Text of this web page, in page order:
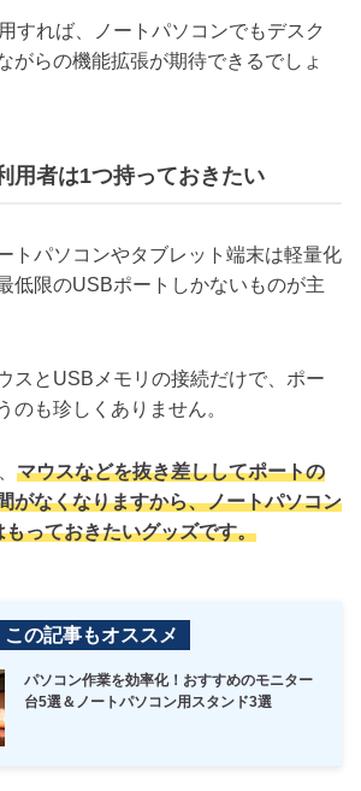
すれば、ノートパソコンでもデスク
がらの機能拡張が期待できるでしょ
用者は1つ持っておきたい
トパソコンやタブレット端末は軽量化
低限のUSBポートしかないものが主
スとUSBメモリの接続だけで、ポー
のも珍しくありません。
マウスなどを抜き差ししてポートの
がなくなりますから、ノートパソコン
っておきたいグッズです。
この記事もオススメ
パソコン作業を効率化！おすすめのモニター
台5選＆ノートパソコン用スタンド3選